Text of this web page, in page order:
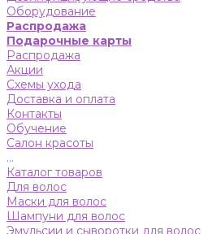
Оборудование
Распродажа
Подарочные карты
Распродажа
Акции
Схемы ухода
Доставка и оплата
Контакты
Обучение
Салон красоты
...
Каталог товаров
Для волос
Маски для волос
Шампуни для волос
Эмульсии и сыворотки для волос